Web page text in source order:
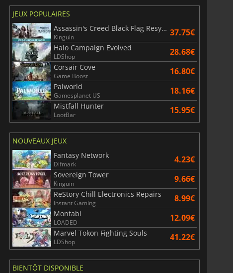
JEUX POPULAIRES
Assassin's Creed Black Flag Resynced
Kinguin 37.75€
Halo Campaign Evolved
LDShop 28.68€
Corsair Cove
Game Boost 16.80€
Palworld
Gamesplanet US 18.16€
Mistfall Hunter
LootBar 15.95€
NOUVEAUX JEUX
Fantasy Network
Difmark 4.23€
Sovereign Tower
Kinguin 9.66€
ReStory Chill Electronics Repairs
Instant Gaming 8.99€
Montabi
LOADED 12.09€
Marvel Tokon Fighting Souls
LDShop 41.22€
BIENTÔT DISPONIBLE